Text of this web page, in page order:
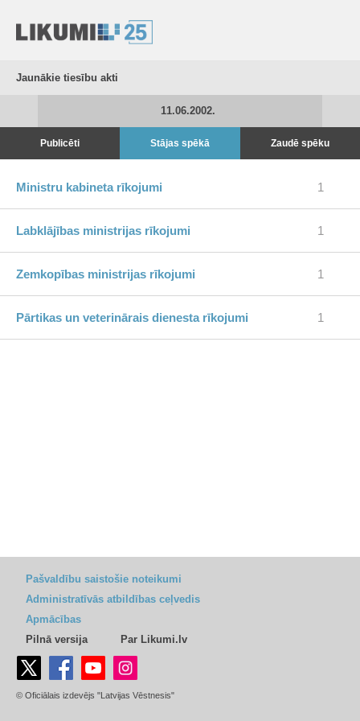
Jaunākie tiesību akti
11.06.2002.
Publicēti Stājas spēkā Zaudē spēku
Ministru kabineta rīkojumi 1
Labklājības ministrijas rīkojumi 1
Zemkopības ministrijas rīkojumi 1
Pārtikas un veterinārais dienesta rīkojumi 1
Pašvaldību saistošie noteikumi
Administratīvās atbildības ceļvedis
Apmācības
Pilnā versija
Par Likumi.lv
© Oficiālais izdevējs "Latvijas Vēstnesis"